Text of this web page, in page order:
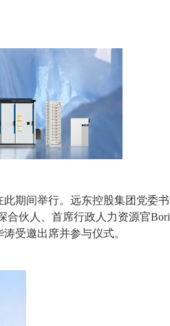
期间举行。远东控股集团党委
伙人、首席行政人力资源官
受邀出席并参与仪式。